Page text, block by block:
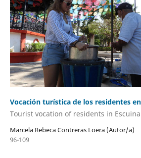
Vocación turística de los residentes
Tourist vocation of residents in
Marcela Rebeca Contreras Loera (Autor/a)
96-109